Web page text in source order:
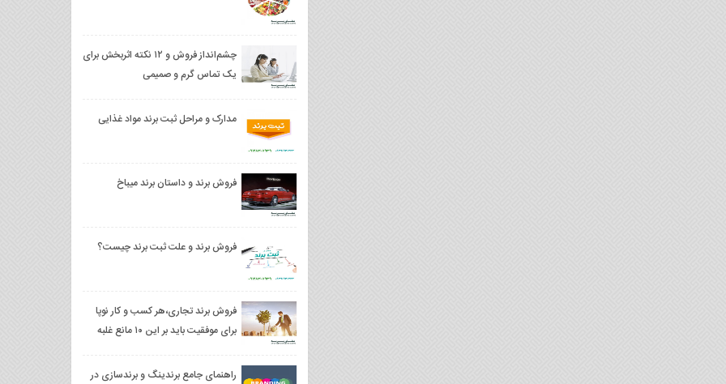
چشم‌انداز فروش و ۱۲ نکته اثربخش برای
یک تماس گرم و صمیمی
مدارک و مراحل ثبت برند مواد غذایی
فروش برند و داستان برند میباخ
فروش برند و علت ثبت برند چیست؟
فروش برند تجاری،هر کسب‌ و کار نوپا
برای موفقیت باید بر این ۱۰ مانع غلبه
راهنمای جامع برندینگ و برندسازی در